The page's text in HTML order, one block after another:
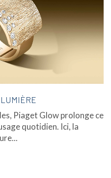
LUMIÈRE
Piaget Glow prolonge ce
quotidien. Ici, la